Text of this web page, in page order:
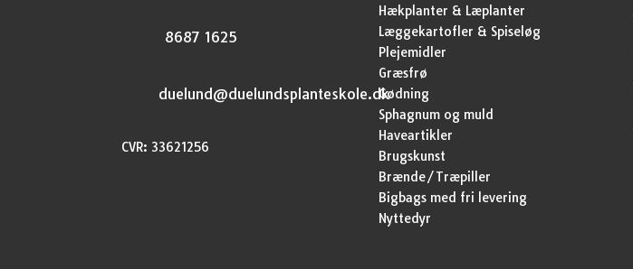
8687 1625
duelund@duelundsplanteskole.dk
CVR: 33621256
Hækplanter & Læplanter
Læggekartofler & Spiseløg
Plejemidler
Græsfrø
Gødning
Sphagnum og muld
Haveartikler
Brugskunst
Brænde/Træpiller
Bigbags med fri levering
Nyttedyr